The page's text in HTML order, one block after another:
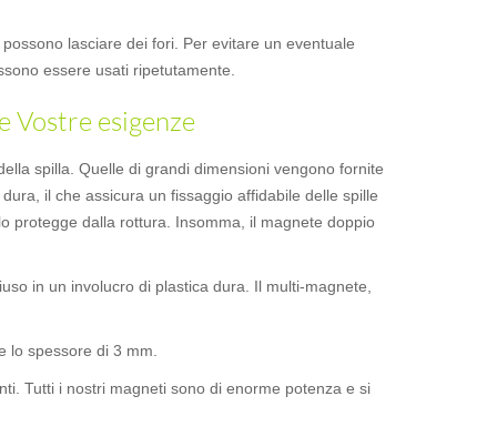
lasciare dei fori. Per evitare un eventuale
essere usati ripetutamente.
Vostre esigenze
spilla. Quelle di grandi dimensioni vengono fornite
il che assicura un fissaggio affidabile delle spille
protegge dalla rottura. Insomma, il magnete doppio
in un involucro di plastica dura. Il multi-magnete,
lo spessore di 3 mm.
Tutti i nostri magneti sono di enorme potenza e si